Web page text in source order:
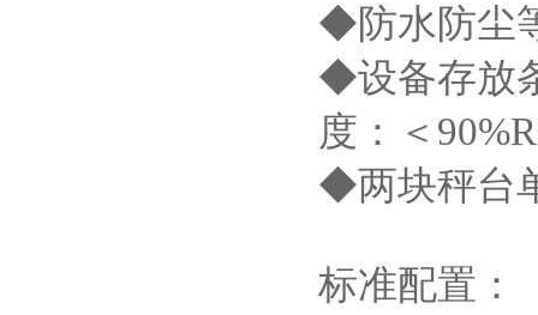
◆防水防尘
◆设备存放
度：＜
◆两块秤台
标准配置：